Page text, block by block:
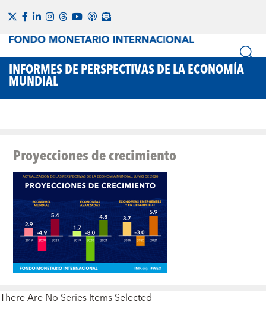
INFORMES DE PERSPECTIVAS DE LA ECONOMÍA
MUNDIAL
Proyecciones de crecimiento
There Are No Series Items Selected